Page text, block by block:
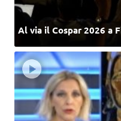
Al via il Cospar 2026 a